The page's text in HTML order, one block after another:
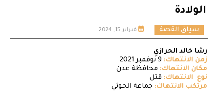
الولادة
سياق القصة فبراير 15, 2024
رشا خالد الحرازي
زمن الانتهاك:
مكان الانتهاك: محافظة عدن
نوع الانتهاك: قتل
مرتكب الانتهاك: جماعة الحوثي